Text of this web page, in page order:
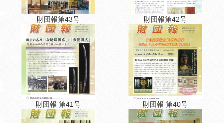
財団報第43号 財団報第42号
財団報 第41号 財団報 第40号